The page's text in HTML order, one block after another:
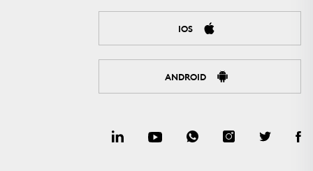
IOS
ANDROID